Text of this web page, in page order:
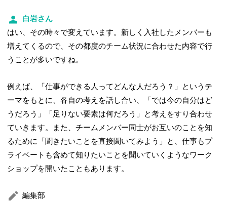
白岩さん
はい、その時々で変えています。新しく入社したメンバーも
増えてくるので、その都度のチーム状況に合わせた内容で行
うことが多いですね。
例えば、「仕事ができる人ってどんな人だろう？」というテ
ーマをもとに、各自の考えを話し合い、「では今の自分はど
うだろう」「足りない要素は何だろう」と考えをすり合わせ
ていきます。また、チームメンバー同士がお互いのことを知
るために「聞きたいことを直接聞いてみよう」と、仕事もプ
ライベートも含めて知りたいことを聞いていくようなワーク
ショップを開いたこともあります。
編集部